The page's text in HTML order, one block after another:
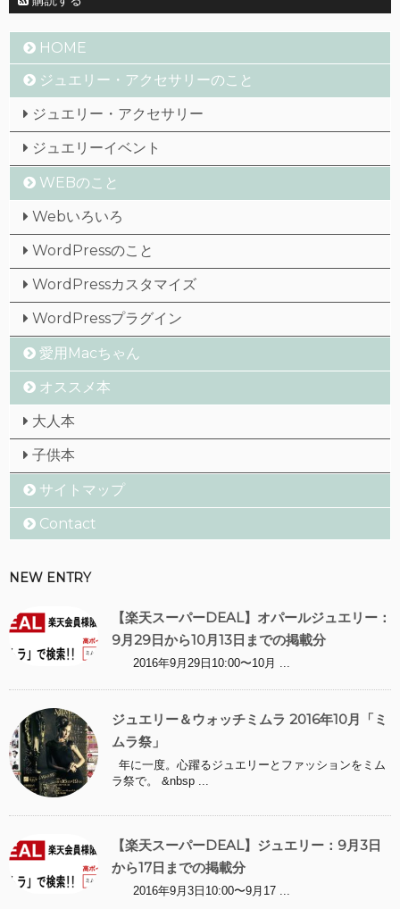
HOME
ジュエリー・アクセサリーのこと
ジュエリー・アクセサリー
ジュエリーイベント
WEBのこと
Webいろいろ
WordPressのこと
WordPressカスタマイズ
WordPressプラグイン
愛用Macちゃん
オススメ本
大人本
子供本
サイトマップ
Contact
NEW ENTRY
【楽天スーパーDEAL】オパールジュエリー：
9月29日から10月13日までの掲載分
2016年9月29日10:00〜10月 ...
ジュエリー＆ウォッチミムラ 2016年10月「ミ
ムラ祭」
年に一度。心躍るジュエリーとファッションをミム
ラ祭で。 &nbsp ...
【楽天スーパーDEAL】ジュエリー：9月3日
から17日までの掲載分
2016年9月3日10:00〜9月17 ...